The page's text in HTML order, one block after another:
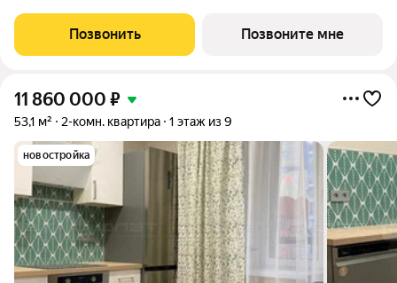
в 15 минутах от Кремля. Благоустроенный двор на стилобате с
богатой растительной
Позвонить Позвоните мне
11 860 000 ₽
53,1 м² 2-комн. квартира 1 этаж из 9
новостройка